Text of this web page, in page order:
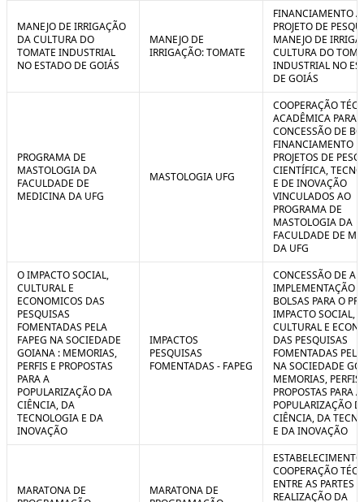
MANEJO DE IRRIGAÇÃO
DA CULTURA DO
TOMATE INDUSTRIAL
NO ESTADO DE GOIÁS
MANEJO DE
IRRIGAÇÃO: TOMATE
FINANCIAMENTO
PROJETO DE
MANEJO DE
CULTURA DO
INDUSTRIAL NO
DE GOIÁS
PROGRAMA DE
MASTOLOGIA DA
FACULDADE DE
MEDICINA DA UFG
MASTOLOGIA UFG
COOPERAÇÃO
ACADÊMICA PARA
CONCESSÃO DE
FINANCIAMENTO
PROJETOS DE
CIENTÍFICA,
E DE INOVAÇÃO
VINCULADOS AO
PROGRAMA DE
MASTOLOGIA DA
FACULDADE DE
DA UFG
O IMPACTO SOCIAL,
CULTURAL E
ECONOMICOS DAS
PESQUISAS
FOMENTADAS PELA
FAPEG NA SOCIEDADE
GOIANA : MEMORIAS,
PERFIS E PROPOSTAS
PARA A
POPULARIZAÇÃO DA
CIÊNCIA, DA
TECNOLOGIA E DA
INOVAÇÃO
IMPACTOS
PESQUISAS
FOMENTADAS - FAPEG
CONCESSÃO DE
IMPLEMENTAÇÃO
BOLSAS PARA O
IMPACTO SOCIAL,
CULTURAL E
DAS PESQUISAS
FOMENTADAS
NA SOCIEDADE
MEMORIAS, PERFIS
PROPOSTAS PARA A
POPULARIZAÇÃO
CIÊNCIA, DA
E DA INOVAÇÃO
MARATONA DE
MARATONA DE
COOPERAÇÃO
ENTRE AS PARTES
REALIZAÇÃO DA